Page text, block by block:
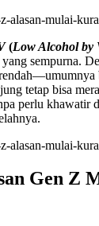
(Low Alcohol by
sempurna.
tetap bisa
perlu khawatir
Gen Z